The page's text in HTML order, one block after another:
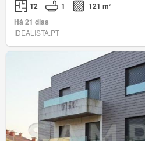
T2 1
121 m²
Há 21 dias
IDEALISTA.PT